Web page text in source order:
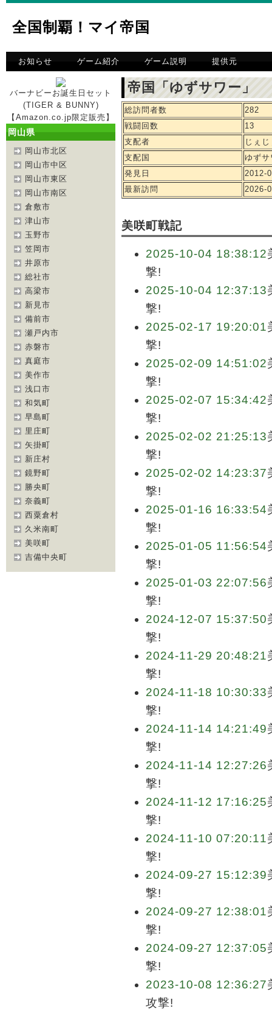
全国制覇！マイ帝国
お知らせ ゲーム紹介 ゲーム説明 提供元
バーナビーお誕生日セット
(TIGER & BUNNY)
【Amazon.co.jp限定販売】
岡山県
岡山市北区
岡山市中区
岡山市東区
岡山市南区
倉敷市
津山市
玉野市
笠岡市
井原市
総社市
高梁市
新見市
備前市
瀬戸内市
赤磐市
真庭市
美作市
浅口市
和気町
早島町
里庄町
矢掛町
新庄村
鏡野町
勝央町
奈義町
西粟倉村
久米南町
美咲町
吉備中央町
帝国「ゆずサワー」
総訪問者数
282
戦闘回数
13
支配者
じぇ
支配国
ゆずサ
発見日
2012-
最新訪問
2026-
美咲町戦記
2025-10-04 18:38:12
撃!
2025-10-04 12:37:13
撃!
2025-02-17 19:20:01
撃!
2025-02-09 14:51:02
撃!
2025-02-07 15:34:42
撃!
2025-02-02 21:25:13
撃!
2025-02-02 14:23:37
撃!
2025-01-16 16:33:54
撃!
2025-01-05 11:56:54
撃!
2025-01-03 22:07:56
撃!
2024-12-07 15:37:50
撃!
2024-11-29 20:48:21
撃!
2024-11-18 10:30:33
撃!
2024-11-14 14:21:49
撃!
2024-11-14 12:27:26
撃!
2024-11-12 17:16:25
撃!
2024-11-10 07:20:11
撃!
2024-09-27 15:12:39
撃!
2024-09-27 12:38:01
撃!
2024-09-27 12:37:05
撃!
2023-10-08 12:36:27
攻撃!